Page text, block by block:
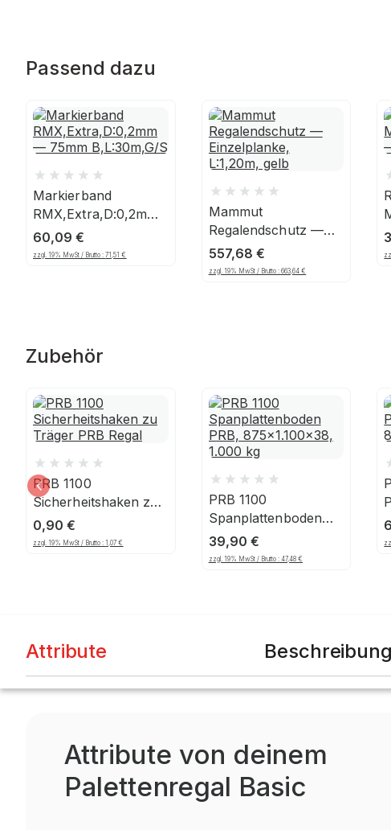
Passend dazu
Markierband
RMX,Extra,D:0,2mm
— 75mm
B,L:30m,G/S
60,09€
zzgl. 19% MwSt / Brutto :71,51€
Mammut
Regalendschutz —
Einzelplanke,
L:1,20m, gelb
557,68€
zzgl. 19% MwSt / Brutto : 663,64€
Zubehör
PRB 1100
Sicherheitshaken zu
Träger PRB Regal
0,90€
zzgl. 19% MwSt / Brutto :1,07€
PRB 1100
Spanplattenboden
PRB, 875x1.100x38,
1.000 kg
39,90€
zzgl. 19% MwSt / Brutto : 47,48€
Attribute Beschreibung
Attribute von deinem
Palettenregal Basic